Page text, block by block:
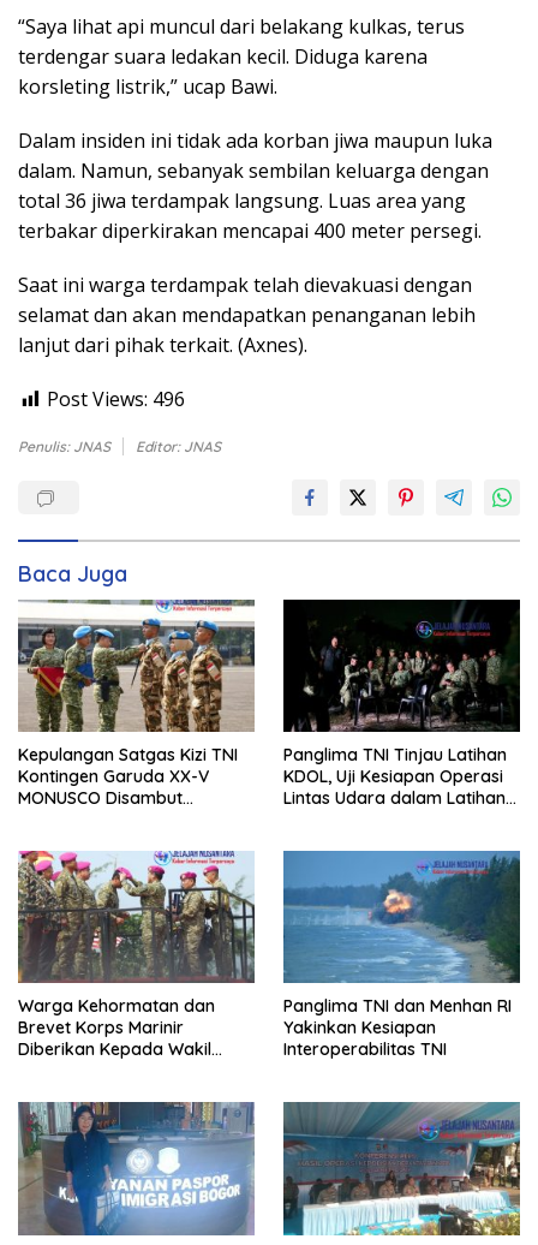
“Saya lihat api muncul dari belakang kulkas, terus
terdengar suara ledakan kecil. Diduga karena
korsleting listrik,” ucap Bawi.
Dalam insiden ini tidak ada korban jiwa maupun luka
dalam. Namun, sebanyak sembilan keluarga dengan
total 36 jiwa terdampak langsung. Luas area yang
terbakar diperkirakan mencapai 400 meter persegi.
Saat ini warga terdampak telah dievakuasi dengan
selamat dan akan mendapatkan penanganan lebih
lanjut dari pihak terkait. (Axnes).
Post Views: 496
Penulis: JNAS Editor: JNAS
Baca Juga
Kepulangan Satgas Kizi TNI
Kontingen Garuda XX-V
MONUSCO Disambut
Panglima TNI Tinjau Latihan
KDOL, Uji Kesiapan Operasi
Lintas Udara dalam Latihan
Warga Kehormatan dan
Brevet Korps Marinir
Diberikan Kepada Wakil
Panglima TNI dan Menhan RI
Yakinkan Kesiapan
Interoperabilitas TNI